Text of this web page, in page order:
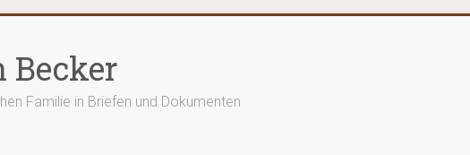
Becker
Familie in Briefen und Dokumenten